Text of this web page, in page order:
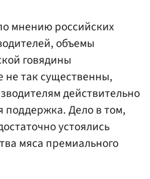
мнению российских
объемы
говядины
не так существенны,
действительно
поддержка. Дело в том,
устоялись
мяса премиального